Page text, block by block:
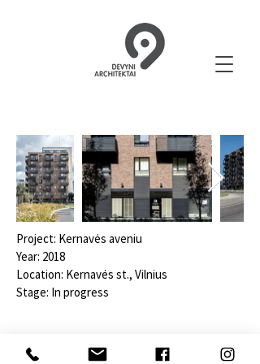
Project: Kernavės aveniu
Year: 2018
Location: Kernavės st., Vilnius
Stage: In progress